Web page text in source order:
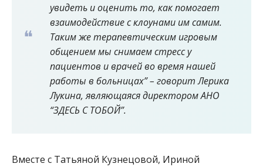
увидеть и оценить то, как помогает
взаимодействие с клоунами им самим.
Таким же терапевтическим игровым
общением мы снимаем стресс у
пациентов и врачей во время нашей
работы в больницах” – говорит Лерика
Лукина, являющаяся директором АНО
“ЗДЕСЬ С ТОБОЙ”.
Вместе с Татьяной Кузнецовой, Ириной